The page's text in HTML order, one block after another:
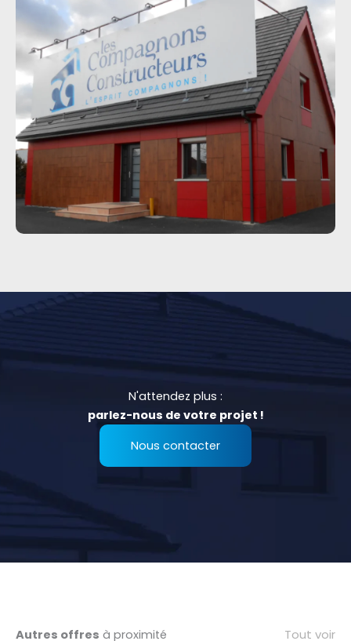
N'attendez plus :
parlez-nous de votre projet !
Nous contacter
Autres offres à proximité Tout voir